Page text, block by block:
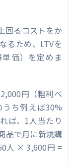
回るコストをか
るため、LTVを
価）を定めま
円（粗利ベ
ち例えば30%
ば、1人当たり
品で月に新規購
人 × 3,600円 =